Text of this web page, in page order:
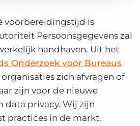
voorbereidingstijd is
Persoonsgegevens zal
handhaven. Uit het
Onderzoek voor Bureaus
zich afvragen of
zijn voor de nieuwe
privacy. Wij zijn
practices in de markt.